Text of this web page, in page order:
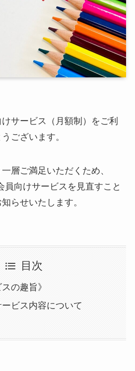
サービス（月額制）をご利
ございます。
層ご満足いただくため、
員向けサービスを見直すこと
らせいたします。
目次
の趣旨》
ビス内容について